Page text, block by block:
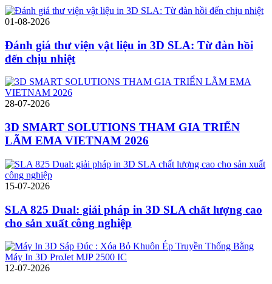
01-08-2026
Đánh giá thư viện vật liệu in 3D SLA: Từ đàn hồi
đến chịu nhiệt
28-07-2026
3D SMART SOLUTIONS THAM GIA TRIỂN
LÃM EMA VIETNAM 2026
15-07-2026
SLA 825 Dual: giải pháp in 3D SLA chất lượng cao
cho sản xuất công nghiệp
12-07-2026